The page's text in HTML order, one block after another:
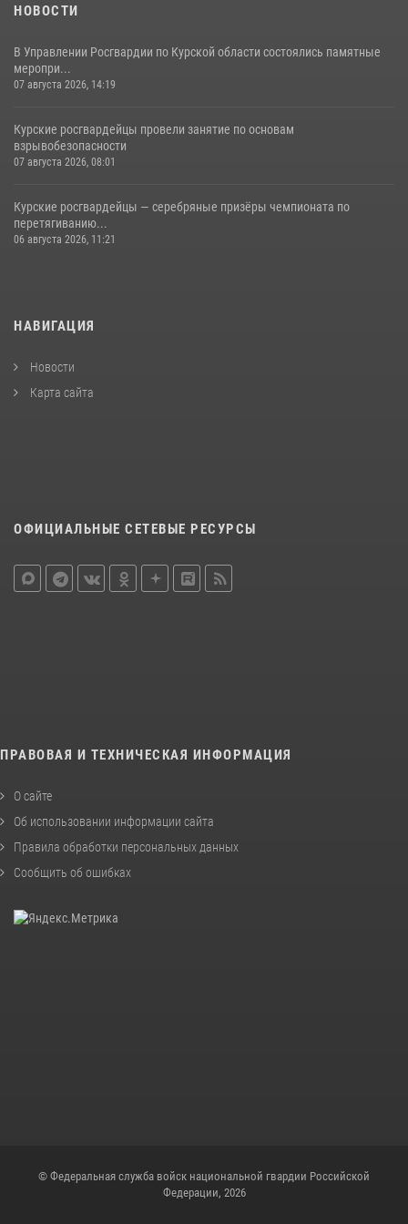
НОВОСТИ
В Управлении Росгвардии по Курской области состоялись памятные
меропри...
07 августа 2026, 14:19
Курские росгвардейцы провели занятие по основам
взрывобезопасности
07 августа 2026, 08:01
Курские росгвардейцы — серебряные призёры чемпионата по
перетягиванию...
06 августа 2026, 11:21
НАВИГАЦИЯ
Новости
Карта сайта
ОФИЦИАЛЬНЫЕ СЕТЕВЫЕ РЕСУРСЫ
ПРАВОВАЯ И ТЕХНИЧЕСКАЯ ИНФОРМАЦИЯ
О сайте
Об использовании информации сайта
Правила обработки персональных данных
Сообщить об ошибках
© Федеральная служба войск национальной гвардии Российской
Федерации, 2026